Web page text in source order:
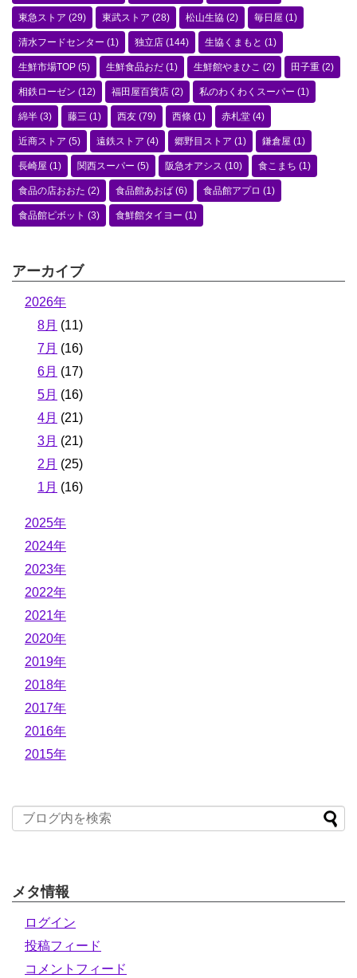
東急ストア (29) 東武ストア (28) 松山生協 (2) 毎日屋 (1)
清水フードセンター (1) 独立店 (144) 生協くまもと (1)
生鮮市場TOP (5) 生鮮食品おだ (1) 生鮮館やまひこ (2) 田子重 (2)
相鉄ローゼン (12) 福田屋百貨店 (2) 私のわくわくスーパー (1)
綿半 (3) 藤三 (1) 西友 (79) 西條 (1) 赤札堂 (4)
近商ストア (5) 遠鉄ストア (4) 郷野目ストア (1) 鎌倉屋 (1)
長崎屋 (1) 関西スーパー (5) 阪急オアシス (10) 食こまち (1)
食品の店おおた (2) 食品館あおば (6) 食品館アプロ (1)
食品館ピボット (3) 食鮮館タイヨー (1)
アーカイブ
2026年
8月 (11)
7月 (16)
6月 (17)
5月 (16)
4月 (21)
3月 (21)
2月 (25)
1月 (16)
2025年
2024年
2023年
2022年
2021年
2020年
2019年
2018年
2017年
2016年
2015年
メタ情報
ログイン
投稿フィード
コメントフィード